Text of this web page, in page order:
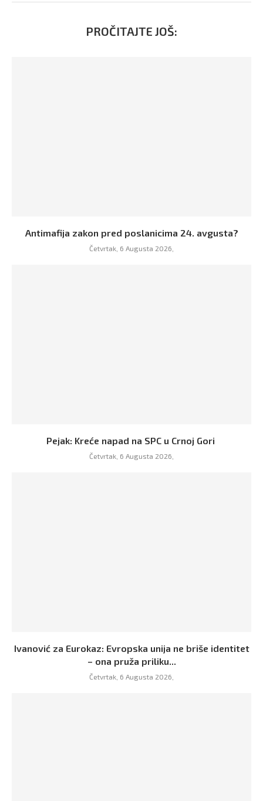
PROČITAJTE JOŠ:
Antimafija zakon pred poslanicima 24. avgusta?
Četvrtak, 6 Augusta 2026,
Pejak: Kreće napad na SPC u Crnoj Gori
Četvrtak, 6 Augusta 2026,
Ivanović za Eurokaz: Evropska unija ne briše identitet
– ona pruža priliku...
Četvrtak, 6 Augusta 2026,